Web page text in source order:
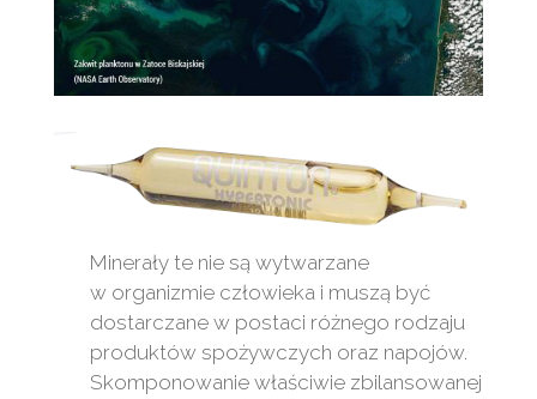
Minerały te nie są wytwarzane
w organizmie człowieka i muszą być
dostarczane w postaci różnego rodzaju
produktów spożywczych oraz napojów.
Skomponowanie właściwie zbilansowanej